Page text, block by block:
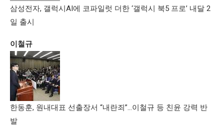
삼성전자, 갤럭시AI에 코파일럿 더한 ‘갤럭시 북5 프로’ 내달 2
일 출시
이철규
한동훈, 원내대표 선출장서 “내란죄”…이철규 등 친윤 강력 반
발